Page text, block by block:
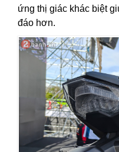
ứng thị giác khác biệt
đáo hơn.